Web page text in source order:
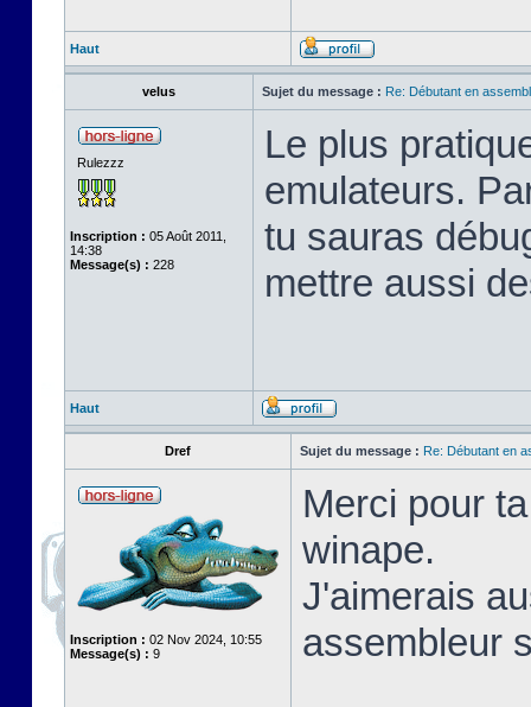
Haut
velus Sujet du message : Re: Débutant en
Rulezzz
Inscription : 05 Août 2011,
14:38
Message(s) : 228
Le plus
emulateurs.
tu sauras
mettre aussi
Haut
Dref Sujet du message : Re: Débutant en
Inscription : 02 Nov 2024, 10:55
Message(s) : 9
Merci pour
winape.
J'aimerais
assembleur